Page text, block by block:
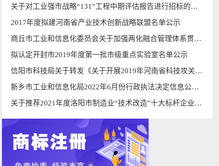
关于对工业强市战略“131”工程中期评估报告进行招标的公告
2017年度拟建河南省产业技术创新战略联盟名单公示
商丘市工业和信息化委员会关于加强两化融合管理体系贯标对标引导工作的通知
拟认定开封市2019年度第一批​市级重点实验室名单公示
信阳市科技局关于转发《关于开展2019年河南省科技攻关计划（工业领域）项目集中结项 工作的通知》的通知
新乡市工业和信息化局2022年6月份行政执法决定信息公开表
关于推荐2021年度洛阳市制造业“技术改造”十大标杆企业的通知